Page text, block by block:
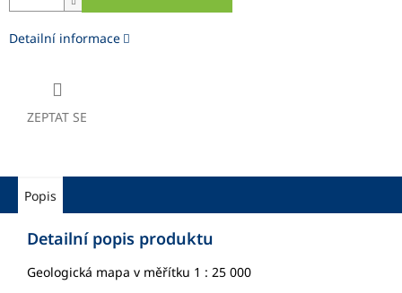
Detailní informace
ZEPTAT SE
Popis
Detailní popis produktu
Geologická mapa v měřítku 1 : 25 000